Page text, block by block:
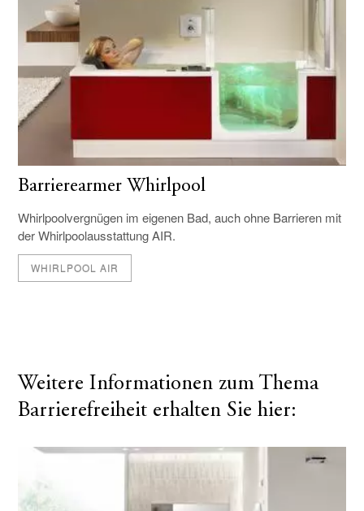
Barrierearmer Whirlpool
Whirlpoolvergnügen im eigenen Bad, auch ohne Barrieren mit
der Whirlpoolausstattung AIR.
WHIRLPOOL AIR
Weitere Informationen zum Thema
Barrierefreiheit erhalten Sie hier: